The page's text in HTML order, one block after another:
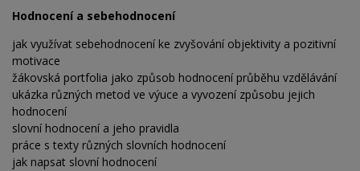
Hodnocení a sebehodnocení
jak využívat sebehodnocení ke zvyšování objektivity a pozitivní
motivace
žákovská portfolia jako způsob hodnocení průběhu vzdělávání
ukázka různých metod ve výuce a vyvození způsobu jejich
hodnocení
slovní hodnocení a jeho pravidla
práce s texty různých slovních hodnocení
jak napsat slovní hodnocení